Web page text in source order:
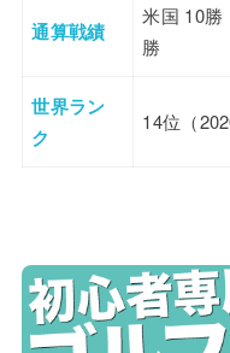
通算戦績
米国 10勝
勝
世界ラン
ク
14位（